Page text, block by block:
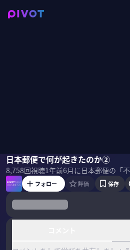
日本郵便で何が起きたのか②
8,758回視聴1年前
五味儀裕野嶋紗己子
フォロー 評価 保存